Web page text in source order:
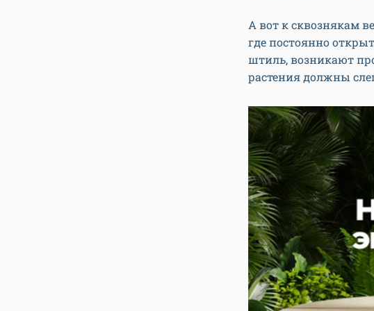
А вот к сквознякам
где постоянно
штиль, возникают
растения должны